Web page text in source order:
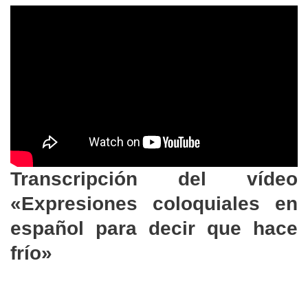
Transcripción del vídeo
«Expresiones coloquiales en
español para decir que hace
frío»